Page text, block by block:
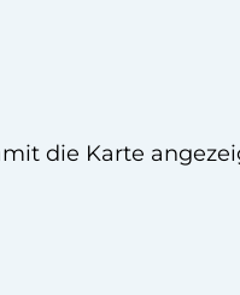
die Karte